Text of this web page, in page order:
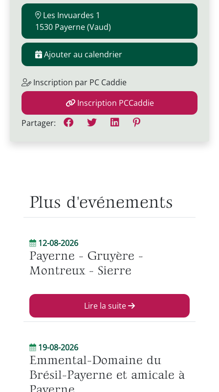
Les Invuardes 1
1530 Payerne (Vaud)
Ajouter au calendrier
Inscription par PC Caddie
Inscription PCCaddie
Partager:
Plus d'evénements
12-08-2026
Payerne - Gruyère -
Montreux - Sierre
Lire la suite
19-08-2026
Emmental-Domaine du
Brésil-Payerne et amicale à